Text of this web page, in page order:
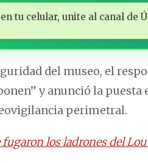
tu celular, unite al canal de
del museo, el
y anunció la puesta
perimetral.
fugaron los ladrones del